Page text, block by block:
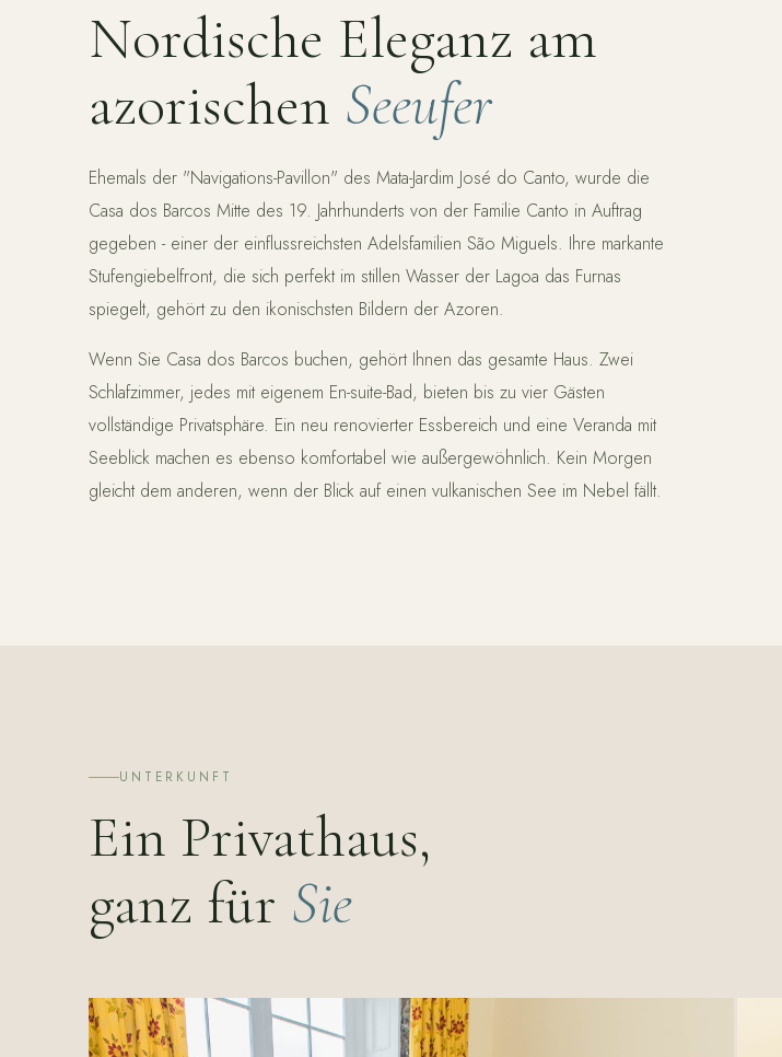
Nordische Eleganz am
azorischen Seeufer
Ehemals der "Navigations-Pavillon" des Mata-Jardim José do Canto, wurde die
Casa dos Barcos Mitte des 19. Jahrhunderts von der Familie Canto in Auftrag
gegeben - einer der einflussreichsten Adelsfamilien São Miguels. Ihre markante
Stufengiebelfront, die sich perfekt im stillen Wasser der Lagoa das Furnas
spiegelt, gehört zu den ikonischsten Bildern der Azoren.
Wenn Sie Casa dos Barcos buchen, gehört Ihnen das gesamte Haus. Zwei
Schlafzimmer, jedes mit eigenem En-suite-Bad, bieten bis zu vier Gästen
vollständige Privatsphäre. Ein neu renovierter Essbereich und eine Veranda mit
Seeblick machen es ebenso komfortabel wie außergewöhnlich. Kein Morgen
gleicht dem anderen, wenn der Blick auf einen vulkanischen See im Nebel fällt.
UNTERKUNFT
Ein Privathaus,
ganz für Sie